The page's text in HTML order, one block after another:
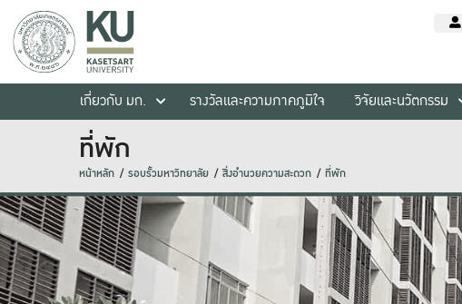
เกี่ยวกับ มก.
รางวัลและความภาคภูมิใจ วิจัยและนวัตกรรม
ที่พัก
หน้าหลัก รอบรั้วมหาวิทยาลัย สิ่งอำนวยความสะดวก ที่พัก